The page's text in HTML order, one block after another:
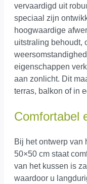
vervaardigd uit
speciaal zijn
hoogwaardige
uitstraling behoudt,
eigenschappen
aan zonlicht. Dit
terras, balkon of in
Comfortabel
Bij het ontwerp van
50×50 cm staat
van het kussen is
waardoor u